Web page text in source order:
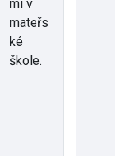
mi v
mateřs
ké
škole.